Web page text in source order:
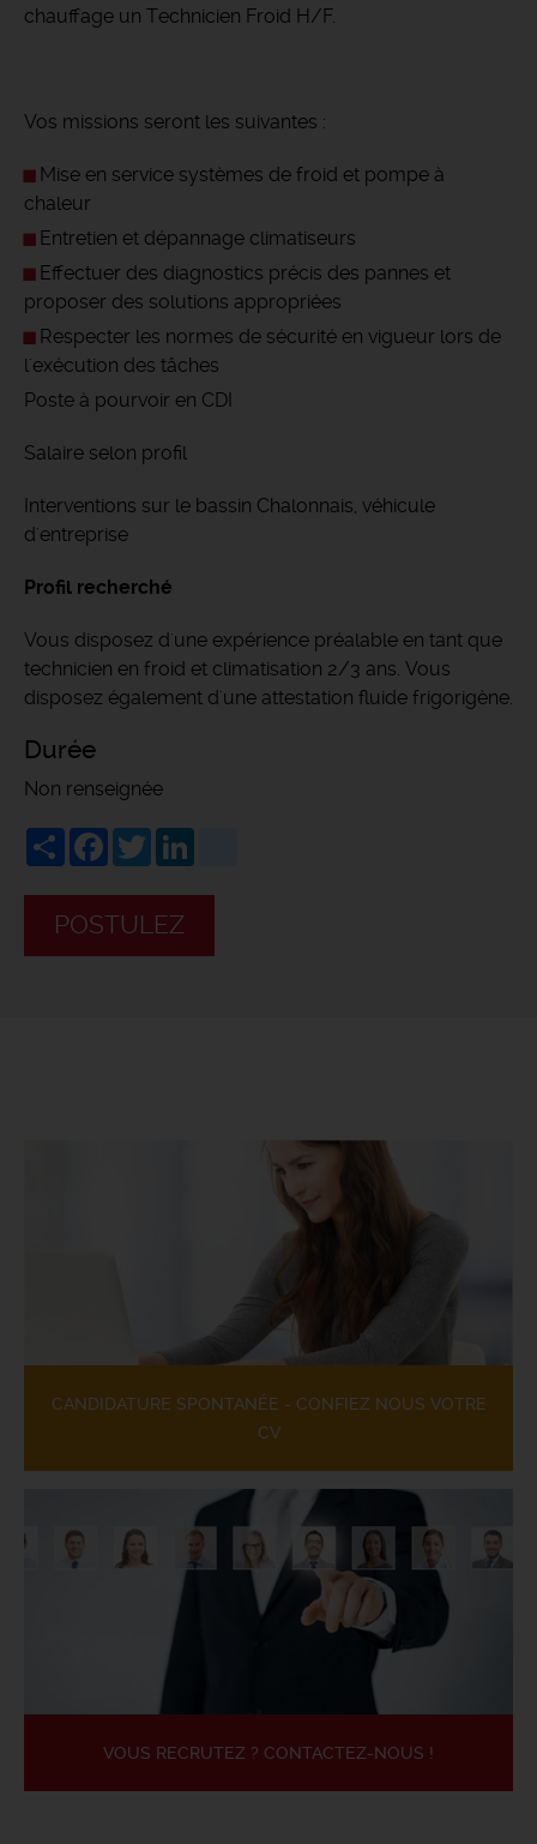
chauffage un Technicien Froid H/F.
Vos missions seront les suivantes :
Mise en service systèmes de froid et pompe à
chaleur
Entretien et dépannage climatiseurs
Effectuer des diagnostics précis des pannes et
proposer des solutions appropriées
Respecter les normes de sécurité en vigueur lors de
l'exécution des tâches
Poste à pourvoir en CDI
Salaire selon profil
Interventions sur le bassin Chalonnais, véhicule
d'entreprise
Profil recherché
Vous disposez d'une expérience préalable en tant que
technicien en froid et climatisation 2/3 ans. Vous
disposez également d'une attestation fluide frigorigène.
Durée
Non renseignée
ShareFacebook
Twitter
POSTULEZ
CANDIDATURE SPONTANÉE - CONFIEZ NOUS VOTRE
CV
VOUS RECRUTEZ ? CONTACTEZ-NOUS !